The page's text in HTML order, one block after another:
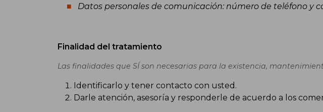
Datos personales de comunicación: número de teléfono y
Finalidad del tratamiento
Las finalidades que SÍ son necesarias para la existencia,
Identificarlo y tener contacto con usted.
Darle atención, asesoría y responderle de acuerdo a los